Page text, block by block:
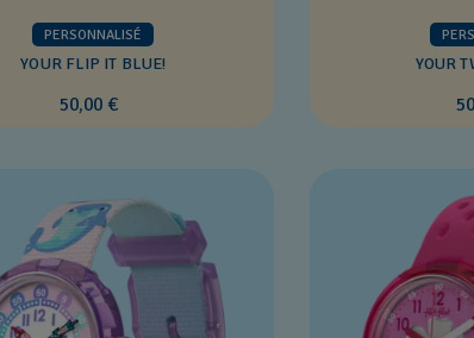
PERSONNALISÉ
YOUR FLIP IT BLUE!
50,00 €
YOUR